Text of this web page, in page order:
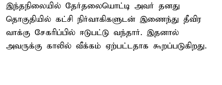
இந்தநிலையில் தேர்தலையொட்டி அவர் தனது
தொகுதியில் கட்சி நிர்வாகிகளுடன் இணைந்து தீவிர
வாக்கு சேகரிப்பில் ஈடுபட்டு வந்தார். இதனால்
அவருக்கு காலில் வீக்கம் ஏற்பட்டதாக கூறப்படுகிறது.